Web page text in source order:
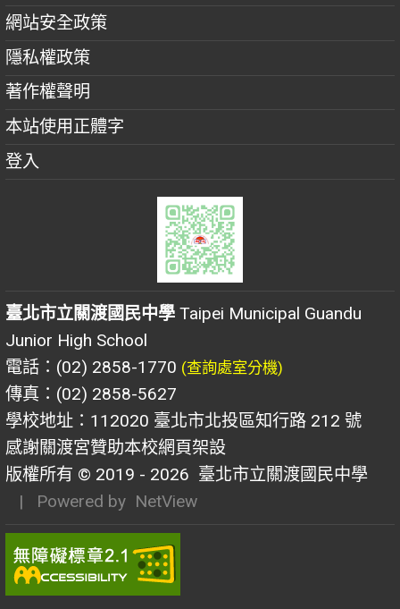
網站安全政策
隱私權政策
著作權聲明
本站使用正體字
登入
臺北市立關渡國民中學 Taipei Municipal Guandu
Junior High School
電話：(02) 2858-1770 (查詢處室分機)
傳真：(02) 2858-5627
學校地址：112020 臺北市北投區知行路 212 號
感謝關渡宮贊助本校網頁架設
版權所有 © 2019 - 2026 臺北市立關渡國民中學
| Powered by NetView